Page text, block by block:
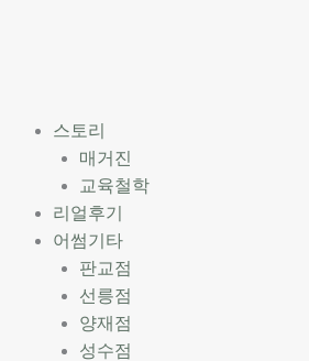
스토리
매거진
교육철학
리얼후기
어썸기타
판교점
선릉점
양재점
성수점